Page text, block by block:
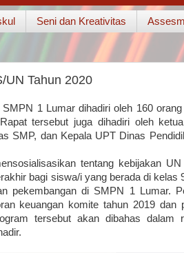
Seni dan Kreativitas
UN Tahun 2020
1 Lumar dihadiri oleh 160 orang
tersebut juga dihadiri oleh
SMP, dan Kepala UPT Dinas
tentang kebijakan UN
bagi siswa/i yang berada di kelas
pekembangan di SMPN 1 Lumar.
keuangan komite tahun 2019 dan
tersebut akan dibahas dalam